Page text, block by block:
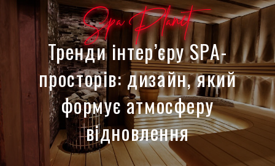
Spa Planet
Тренди інтер’єру SPA-
просторів: дизайн, який
формує атмосферу
відновлення